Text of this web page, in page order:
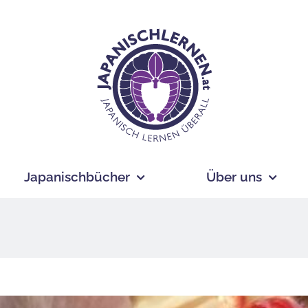
Japanischbücher Über uns